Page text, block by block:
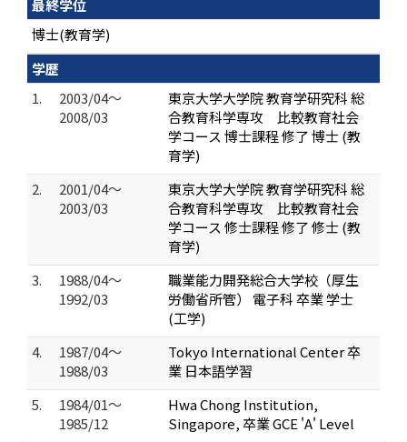
最終学位
博士(教育学)
学歴
1.
2003/04～
2008/03
東京大学大学院 教育学研究科 総
合教育科学専攻 比較教育社会
学コース 博士課程 修了 博士 (教
育学)
2.
2001/04～
2003/03
東京大学大学院 教育学研究科 総
合教育科学専攻 比較教育社会
学コース 修士課程 修了 修士 (教
育学)
3.
1988/04～
1992/03
職業能力開発総合大学校（厚生
労働省所管） 電子科 卒業 学士
(工学)
4.
1987/04～
1988/03
Tokyo International Center 卒
業 日本語学習
5.
1984/01～
1985/12
Hwa Chong Institution,
Singapore, 卒業 GCE 'A' Level